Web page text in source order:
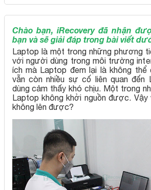
Chào bạn, iRecovery đã nhận
bạn và sẽ giải đáp trong bài viết
Laptop là một trong những phương
với người dùng trong môi trường
ích mà Laptop đem lại là không thể
vẫn còn nhiều sự cố liên quan đến
dùng cảm thấy khó chịu. Một trong
Laptop không khởi nguồn được.
không lên được?